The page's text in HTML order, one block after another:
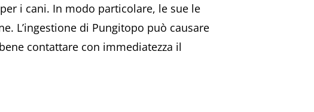
i cani. In modo particolare, le sue le
L’ingestione di Pungitopo può causare
contattare con immediatezza il